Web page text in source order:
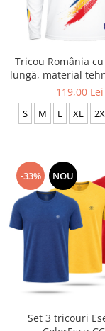
Tricou România
lungă, material
CS63
119,00 Lei
S M L XL
-33% NOU
Set 3 tricouri